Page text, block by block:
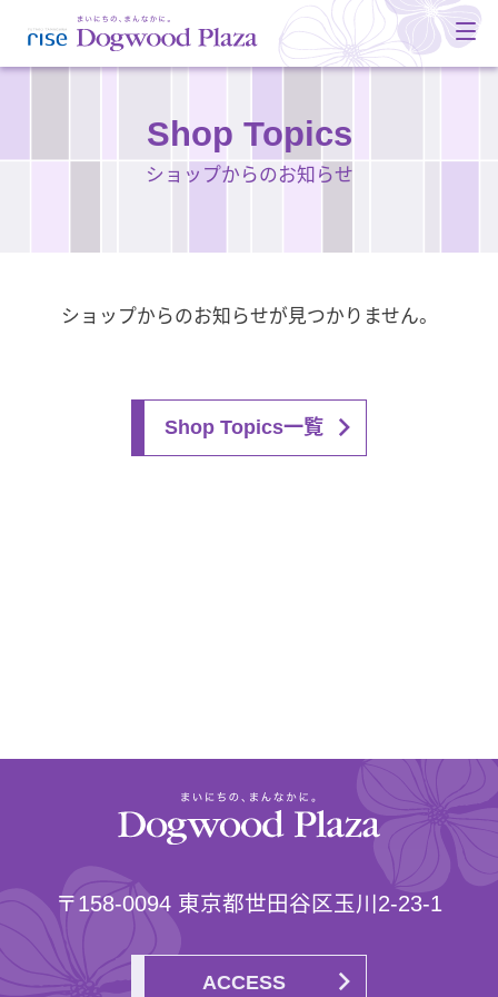
Shop Topics
ショップからのお知らせ
ショップからのお知らせが見つかりません。
Shop Topics一覧
〒158-0094 東京都世田谷区玉川2-23-1
ACCESS